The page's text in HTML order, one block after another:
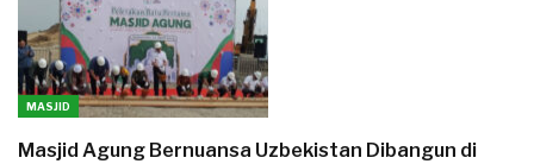
MASJID
Masjid Agung Bernuansa Uzbekistan Dibangun di